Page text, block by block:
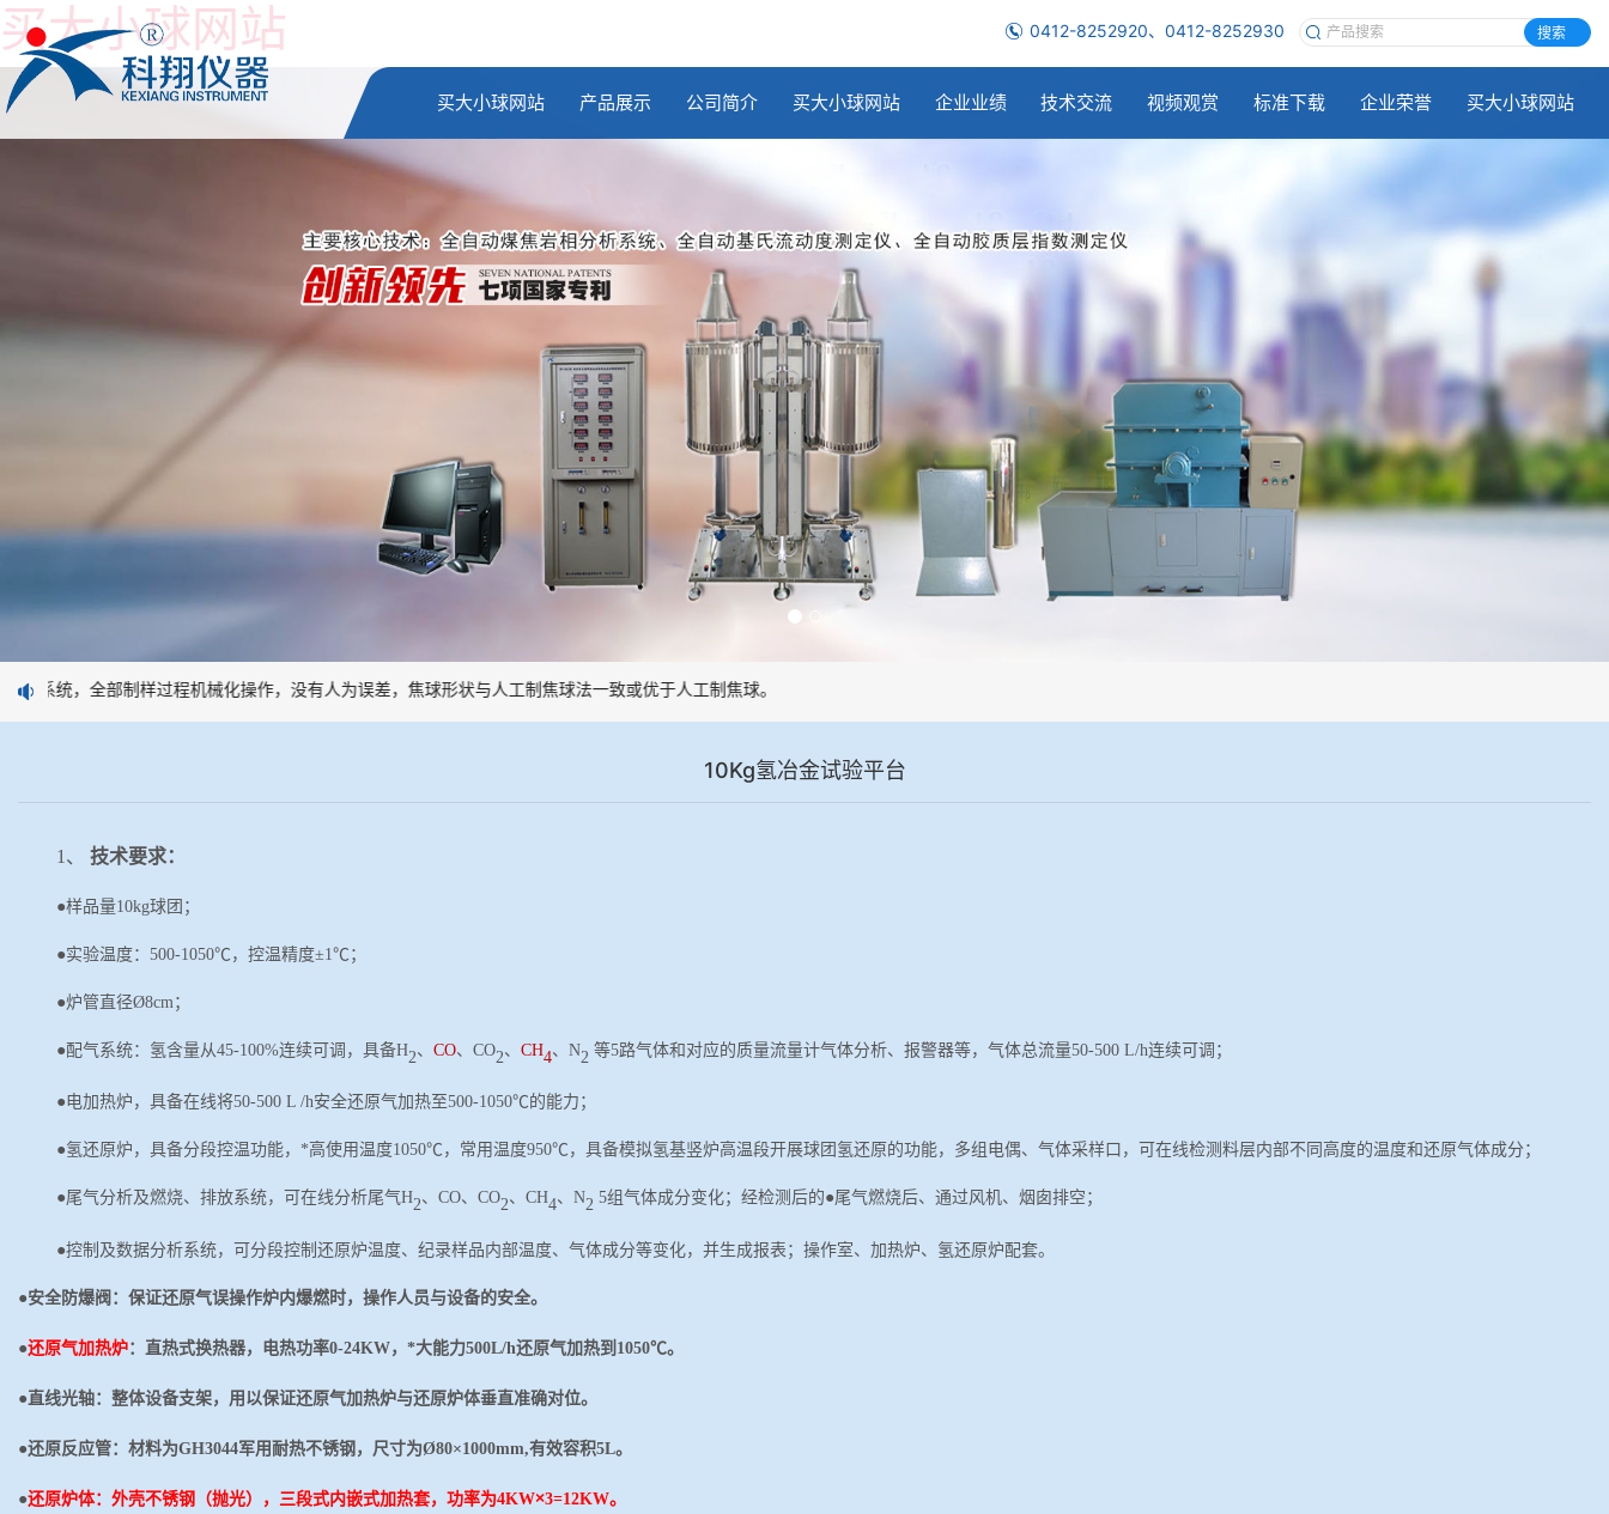
买大小球网站 0412-8252920、0412-8252930 搜索
买大小球网站 产品展示 公司简介 买大小球网站 企业业绩 技术交流 视频观赏 标准下载 企业荣誉 买大小球网站
系统，全部制样过程机械化操作，没有人为误差，焦球形状与人工制焦球法一致或优于人工制焦球。
10Kg氢冶金试验平台
1、技术要求：
●样品量10kg球团；
●实验温度：500-1050℃，控温精度±1℃；
●炉管直径Ø8cm；
●配气系统：氢含量从45-100%连续可调，具备H2、CO、CO2、CH4、N2 等5路气体和对应的质量流量计气体分析、报警器等，气体总流量50-500 L/h连续可调；
●电加热炉，具备在线将50-500 L /h安全还原气加热至500-1050℃的能力；
●氢还原炉，具备分段控温功能，*高使用温度1050℃，常用温度950℃，具备模拟氢基竖炉高温段开展球团氢还原的功能，多组电偶、气体采样口，可在线检测料层内部不同高度的温度和还原气体成分；
●尾气分析及燃烧、排放系统，可在线分析尾气H2、CO、CO2、CH4、N25组气体成分变化；经检测后的●尾气燃烧后、通过风机、烟囱排空；
●控制及数据分析系统，可分段控制还原炉温度、纪录样品内部温度、气体成分等变化，并生成报表；操作室、加热炉、氢还原炉配套。
●安全防爆阀：保证还原气误操作炉内爆燃时，操作人员与设备的安全。
●还原气加热炉：直热式换热器，电热功率0-24KW，*大能力500L/h还原气加热到1 050℃。
●直线光轴：整体设备支架，用以保证还原气加热炉与还原炉体垂直准确对位。
●还原反应管：材料为GH3044军用耐热不锈钢，尺寸为Ø80×1000mm,有效容积5L。
●还原炉体：外壳不锈钢（抛光），三段式内嵌式加热套，功率为4KW×3=12KW。